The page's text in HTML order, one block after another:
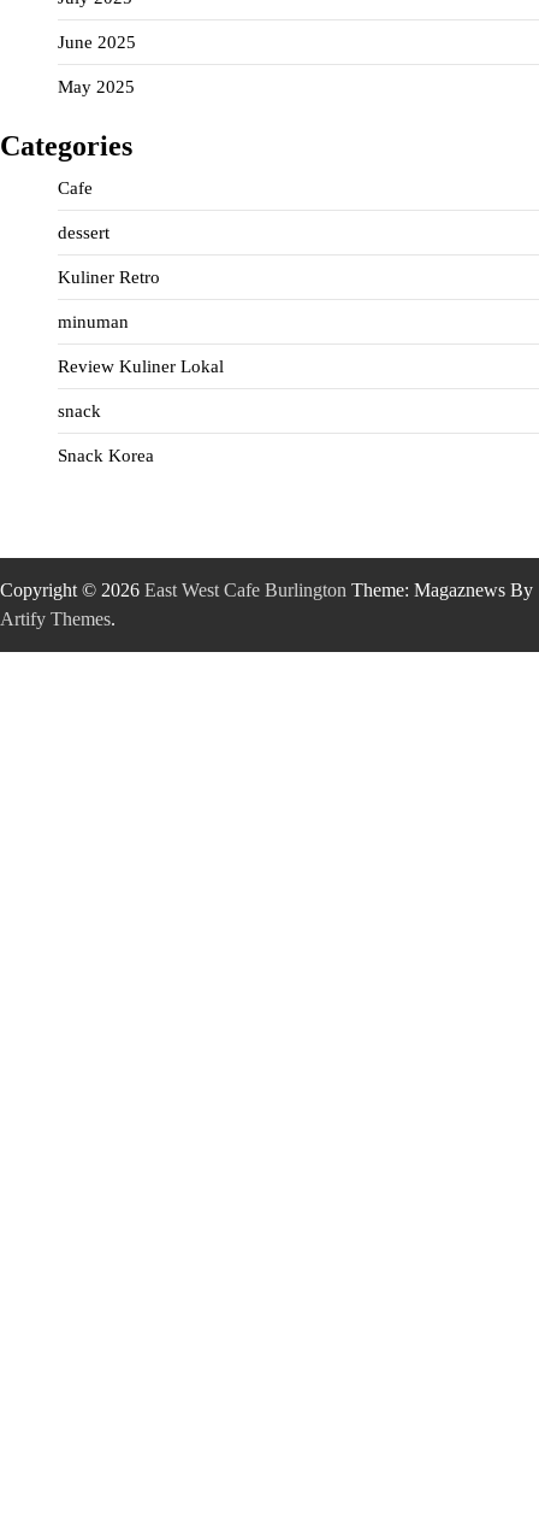
June 2025
May 2025
Categories
Cafe
dessert
Kuliner Retro
minuman
Review Kuliner Lokal
snack
Snack Korea
Copyright © 2026 East West Cafe Burlington Theme: Magaznews By
Artify Themes.